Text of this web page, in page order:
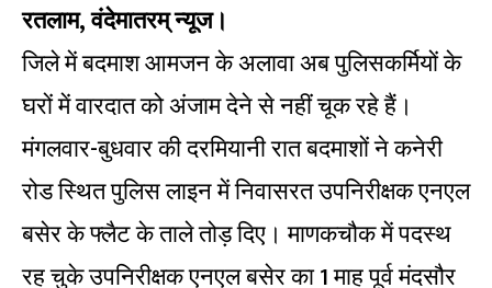
रतलाम, वंदेमातरम् न्यूज।
जिले में बदमाश आमजन के अलावा अब पुलिसकर्मियों के
घरों में वारदात को अंजाम देने से नहीं चूक रहे हैं।
मंगलवार-बुधवार की दरमियानी रात बदमाशों ने कनेरी
रोड स्थित पुलिस लाइन में निवासरत उपनिरीक्षक एनएल
बसेर के फ्लैट के ताले तोड़ दिए। माणकचौक में पदस्थ
रह चुके उपनिरीक्षक एनएल बसेर का 1 माह पूर्व मंदसौर